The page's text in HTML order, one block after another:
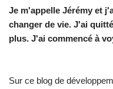
Je m'appelle Jérémy et
changer de vie. J'ai
plus. J'ai commencé à
Sur ce blog de